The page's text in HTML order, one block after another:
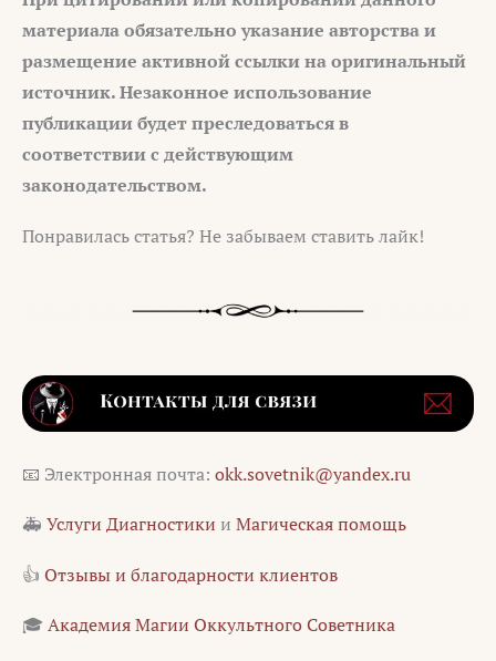
материала обязательно указание авторства и
размещение активной ссылки на оригинальный
источник. Незаконное использование
публикации будет преследоваться в
соответствии с действующим
законодательством.
Понравилась статья? Не забываем ставить лайк!
📧 Электронная почта: okk.sovetnik@yandex.ru
🚑 Услуги Диагностики и Магическая помощь
👍 Отзывы и благодарности клиентов
🎓 Академия Магии Оккультного Советника